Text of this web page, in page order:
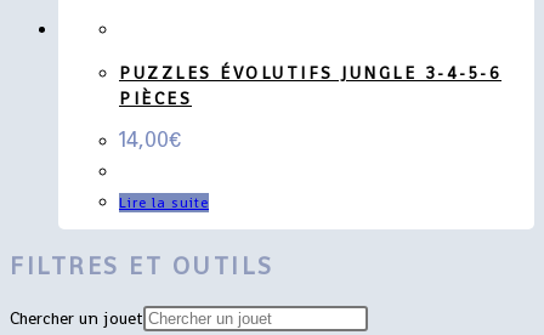
PUZZLES ÉVOLUTIFS JUNGLE 3-4-5-6
PIÈCES
14,00€
Lire la suite
FILTRES ET OUTILS
Chercher un jouet